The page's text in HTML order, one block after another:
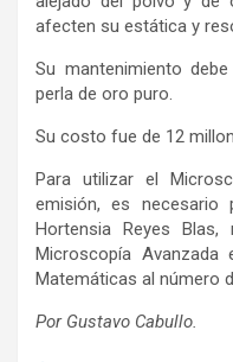
afecten su estática y
Su mantenimiento
perla de oro puro.
Su costo fue de 12
Para utilizar el
emisión, es
Hortensia Reyes Blas,
Microscopía
Matemáticas al número
Por Gustavo Cabullo.